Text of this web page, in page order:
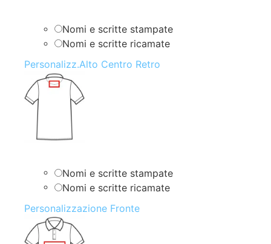
Nomi e scritte stampate
Nomi e scritte ricamate
Personalizz.Alto Centro Retro
Nomi e scritte stampate
Nomi e scritte ricamate
Personalizzazione Fronte